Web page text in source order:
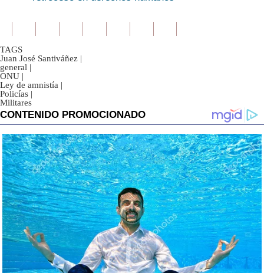
TAGS
Juan José Santiváñez |
general |
ONU |
Ley de amnistía |
Policías |
Militares